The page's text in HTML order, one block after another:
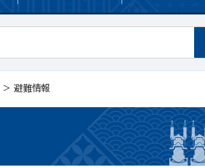
> 避難情報